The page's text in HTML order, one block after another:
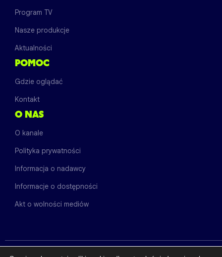
Program TV
Nasze produkcje
Aktualności
POMOC
Gdzie oglądać
Kontakt
O NAS
O kanale
Polityka prywatności
Informacja o nadawcy
Informacje o dostępności
Akt o wolności mediów